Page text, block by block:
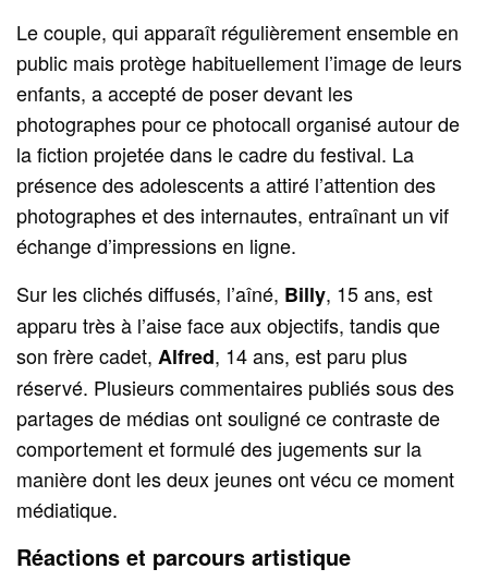
Le couple, qui apparaît régulièrement ensemble en
public mais protège habituellement l’image de leurs
enfants, a accepté de poser devant les
photographes pour ce photocall organisé autour de
la fiction projetée dans le cadre du festival. La
présence des adolescents a attiré l’attention des
photographes et des internautes, entraînant un vif
échange d’impressions en ligne.
Sur les clichés diffusés, l’aîné, Billy, 15 ans, est
apparu très à l’aise face aux objectifs, tandis que
son frère cadet,Alfred, 14 ans, est paru plus
réservé. Plusieurs commentaires publiés sous des
partages de médias ont souligné ce contraste de
comportement et formulé des jugements sur la
manière dont les deux jeunes ont vécu ce moment
médiatique.
Réactions et parcours artistique